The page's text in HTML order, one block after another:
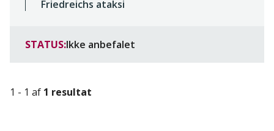
Friedreichs ataksi
STATUS:Ikke anbefalet
1 - 1 af 1 resultat